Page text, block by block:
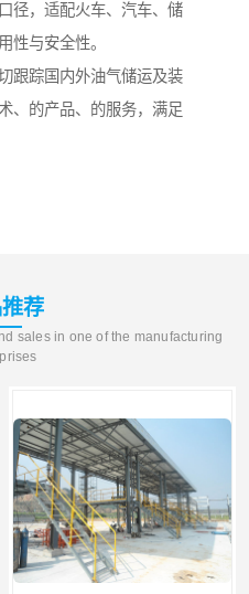
径，适配火车、汽车、储
性与安全性。
跟踪国内外油气储运及装
、的产品、的服务，满足
荐
sales in one of the manufacturing